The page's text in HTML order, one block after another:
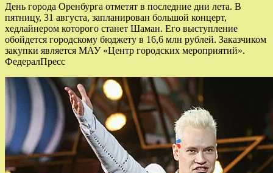
День города Оренбурга отметят в последние дни лета. В
пятницу, 31 августа, запланирован большой концерт,
хедлайнером которого станет Шаман. Его выступление
обойдется городскому бюджету в 16,6 млн рублей. Заказчиком
закупки является МАУ «Центр городских мероприятий».
ФедералПресс